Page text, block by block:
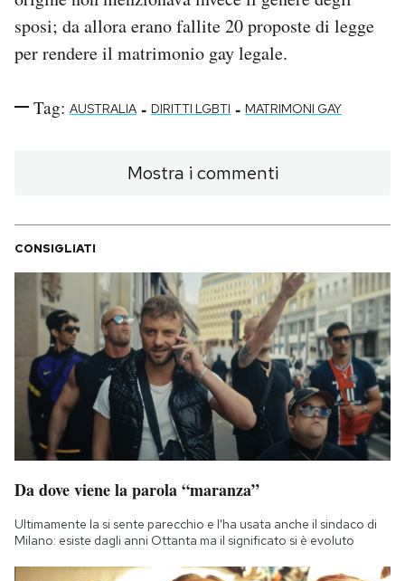
sposi; da allora erano fallite 20 proposte di legge
per rendere il matrimonio gay legale.
Tag: AUSTRALIA - DIRITTI LGBTI - MATRIMONI GAY
Mostra i commenti
CONSIGLIATI
Da dove viene la parola “maranza”
Ultimamente la si sente parecchio e l'ha usata anche il sindaco di
Milano: esiste dagli anni Ottanta ma il significato si è evoluto